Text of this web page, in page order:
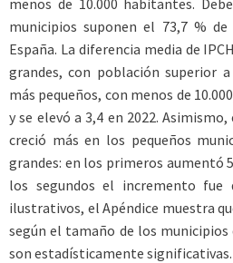
municipios suponen el 73,7 %
España. La diferencia media de
grandes, con población superior
más pequeños, con menos de
y se elevó a 3,4 en 2022.
creció más en los pequeños
grandes: en los primeros aumentó
los segundos el incremento fue
ilustrativos, el Apéndice muestra
según el tamaño de los municipios
son estadísticamente significativas.